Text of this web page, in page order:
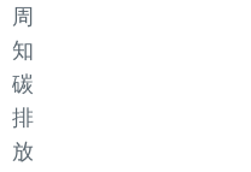
周
知
碳
排
放